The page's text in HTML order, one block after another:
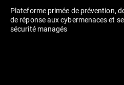
Plateforme primée de prévention,
de réponse aux cybermenaces et
sécurité managés